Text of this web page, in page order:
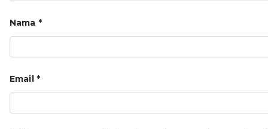
Nama *
Email *